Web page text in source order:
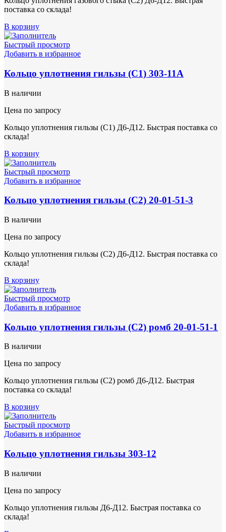
поставка со склада!
В корзину
Быстрый просмотр
Добавить в избранное
Кольцо уплотнения гильзы (С1) 303-11А
В наличии
Цена по запросу
Кольцо уплотнения гильзы (С1) Д6-Д12. Быстрая поставка со
склада!
В корзину
Быстрый просмотр
Добавить в избранное
Кольцо уплотнения гильзы (С2) 20-01-51-3
В наличии
Цена по запросу
Кольцо уплотнения гильзы (С2) Д6-Д12. Быстрая поставка со
склада!
В корзину
Быстрый просмотр
Добавить в избранное
Кольцо уплотнения гильзы (С2) ромб 20-01-51-1
В наличии
Цена по запросу
Кольцо уплотнения гильзы (С2) ромб Д6-Д12. Быстрая
поставка со склада!
В корзину
Быстрый просмотр
Добавить в избранное
Кольцо уплотнения гильзы 303-12
В наличии
Цена по запросу
Кольцо уплотнения гильзы Д6-Д12. Быстрая поставка со
склада!